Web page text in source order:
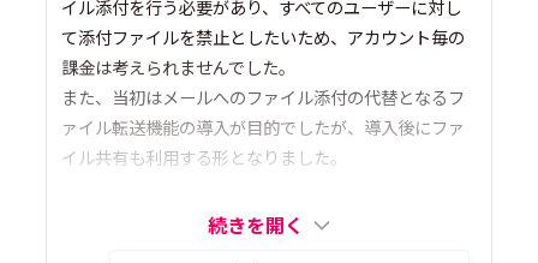
イル添付を行う必要があり、すべてのユーザーに対し
て添付ファイルを禁止としたいため、アカウント毎の
課金は考えられませんでした。
また、当初はメールへのファイル添付の代替となるフ
ァイル転送機能の導入が目的でしたが、導入後にファ
イル共有も利用する形となりました。
続きを開く